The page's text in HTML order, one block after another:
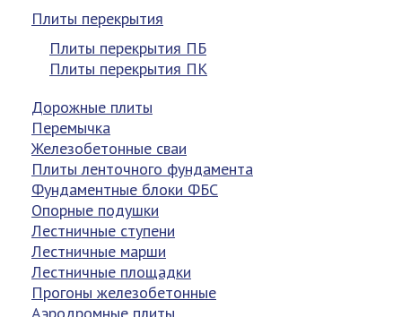
Плиты перекрытия
Плиты перекрытия ПБ
Плиты перекрытия ПК
Дорожные плиты
Перемычка
Железобетонные сваи
Плиты ленточного фундамента
Фундаментные блоки ФБС
Опорные подушки
Лестничные ступени
Лестничные марши
Лестничные площадки
Прогоны железобетонные